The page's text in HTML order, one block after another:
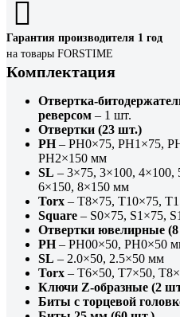
Гарантия производителя 1 год
на товары FORSTIME
Комплектация
Отвертка-
реверсом – 1 шт.
Отвертки (23 шт.)
PH– PH0×75, PH1×75,
PH2×150 мм
SL – 3×75, 3×100, 4×100,
6×150, 8×150 мм
Torx – T8×75, T10×75,
Square – S0×75, S1×75,
Отвертки ювелирные
PH– PH00×50, PH0×50
SL – 2.0×50, 2.5×50 мм
Torx – T6×50, T7×50,
Ключи Z-образные (2
Биты с торцевой